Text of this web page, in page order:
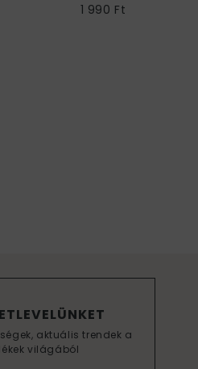
1 990 Ft
aktuális trendek a
világából